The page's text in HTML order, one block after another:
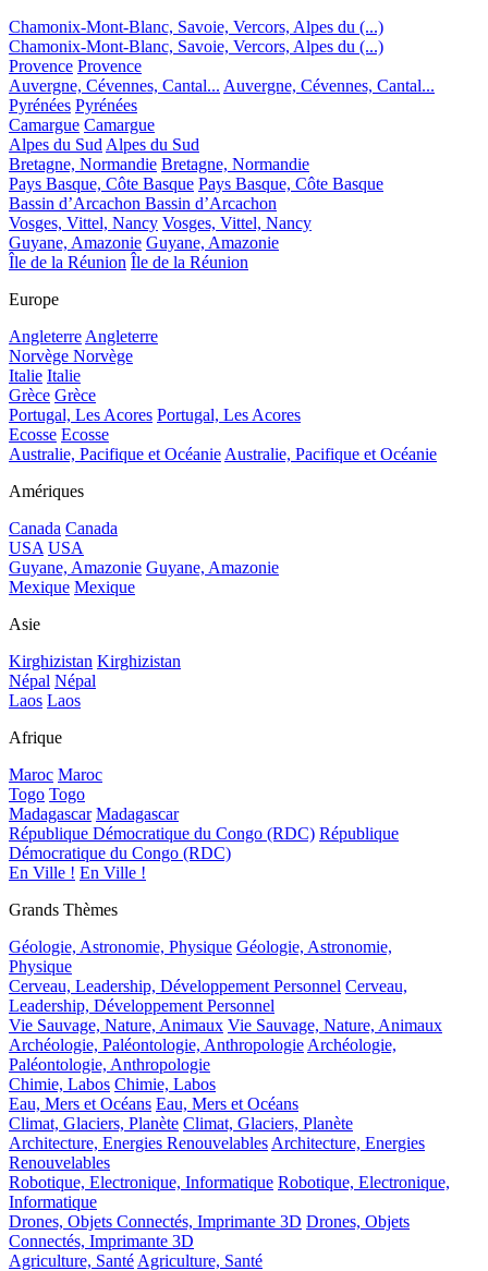
Chamonix-Mont-Blanc, Savoie, Vercors, Alpes du (...)
Chamonix-Mont-Blanc, Savoie, Vercors, Alpes du (...)
Provence Provence
Auvergne, Cévennes, Cantal... Auvergne, Cévennes, Cantal...
Pyrénées Pyrénées
Camargue Camargue
Alpes du Sud Alpes du Sud
Bretagne, Normandie Bretagne, Normandie
Pays Basque, Côte Basque Pays Basque, Côte Basque
Bassin d’Arcachon Bassin d’Arcachon
Vosges, Vittel, Nancy Vosges, Vittel, Nancy
Guyane, Amazonie Guyane, Amazonie
Île de la Réunion Île de la Réunion
Europe
Angleterre Angleterre
Norvège Norvège
Italie Italie
Grèce Grèce
Portugal, Les Acores Portugal, Les Acores
Ecosse Ecosse
Australie, Pacifique et Océanie Australie, Pacifique et Océanie
Amériques
Canada Canada
USA USA
Guyane, Amazonie Guyane, Amazonie
Mexique Mexique
Asie
Kirghizistan Kirghizistan
Népal Népal
Laos Laos
Afrique
Maroc Maroc
Togo Togo
Madagascar Madagascar
République Démocratique du Congo (RDC) République
Démocratique du Congo (RDC)
En Ville ! En Ville !
Grands Thèmes
Géologie, Astronomie, Physique Géologie, Astronomie,
Physique
Cerveau, Leadership, Développement Personnel Cerveau,
Leadership, Développement Personnel
Vie Sauvage, Nature, Animaux Vie Sauvage, Nature, Animaux
Archéologie, Paléontologie, Anthropologie Archéologie,
Paléontologie, Anthropologie
Chimie, Labos Chimie, Labos
Eau, Mers et Océans Eau, Mers et Océans
Climat, Glaciers, Planète Climat, Glaciers, Planète
Architecture, Energies Renouvelables Architecture, Energies
Renouvelables
Robotique, Electronique, Informatique Robotique, Electronique,
Informatique
Drones, Objets Connectés, Imprimante 3D Drones, Objets
Connectés, Imprimante 3D
Agriculture, Santé Agriculture, Santé